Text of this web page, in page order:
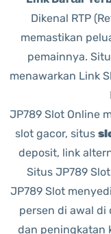
Dikenal RTP
memastikan
pemainnya.
menawarkan Link
JP789 Slot Online
slot gacor, situs
deposit, link
Situs JP789
JP789 Slot
persen di awal di
dan peningkatan